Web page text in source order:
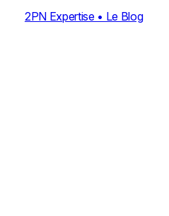
2PN Expertise • Le Blog